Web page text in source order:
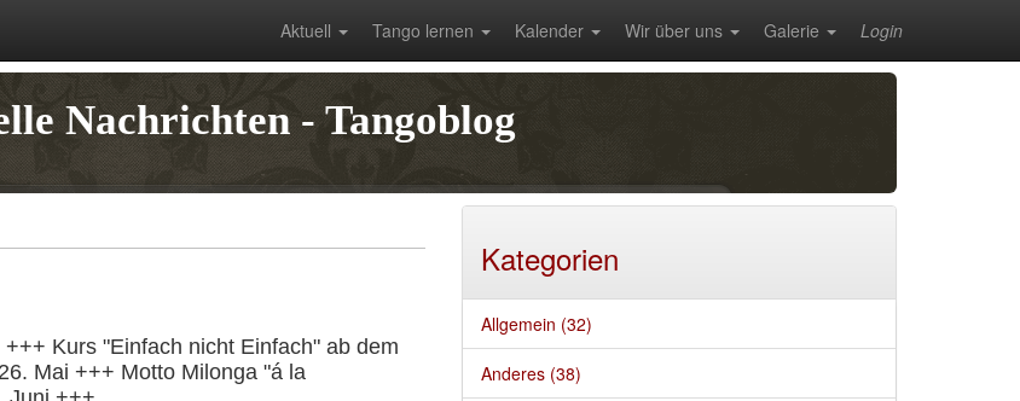
Aktuell Tango lernen Kalender Wir über uns Galerie Login
Nachrichten - Tangoblog
Kurs "Einfach nicht Einfach" ab dem
Mai +++ Motto Milonga "á la
Kategorien
Allgemein (32)
Anderes (38)